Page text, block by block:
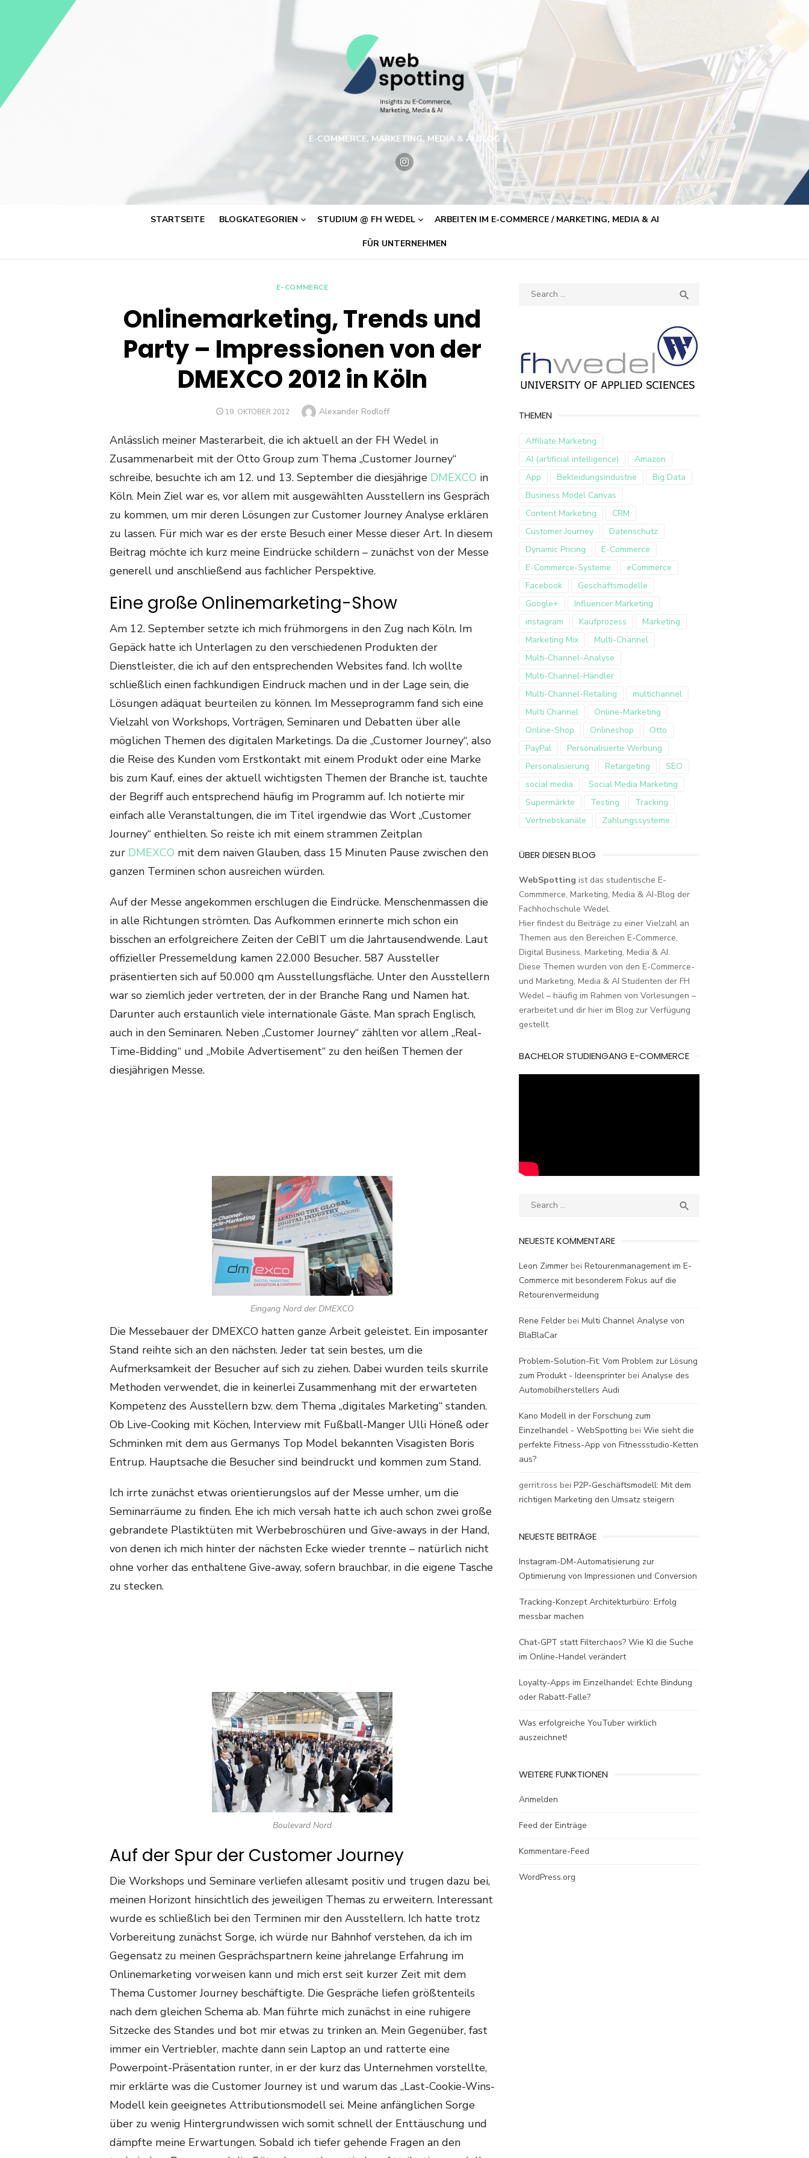
E-COMMERCE, MARKETING, MEDIA & AI BLOG
STARTSEITE BLOGKATEGORIEN STUDIUM @ FH WEDEL ARBEITEN IM E-COMMERCE / MARKETING, MEDIA & AI
FÜR UNTERNEHMEN
E-COMMERCE
Onlinemarketing, Trends und
Party – Impressionen von der
DMEXCO 2012 in Köln
POSTED
19. OKTOBER 2012 Author
Alexander Rodloff
Anlässlich meiner Masterarbeit, die ich aktuell an der FH Wedel in
Zusammenarbeit mit der Otto Group zum Thema „Customer Journey“
schreibe, besuchte ich am 12. und 13. September die diesjährige DMEXCO in
Köln. Mein Ziel war es, vor allem mit ausgewählten Ausstellern ins Gespräch
zu kommen, um mir deren Lösungen zur Customer Journey Analyse erklären
zu lassen. Für mich war es der erste Besuch einer Messe dieser Art. In diesem
Beitrag möchte ich kurz meine Eindrücke schildern – zunächst von der Messe
generell und anschließend aus fachlicher Perspektive.
Eine große Onlinemarketing-Show
Am 12. September setzte ich mich frühmorgens in den Zug nach Köln. Im
Gepäck hatte ich Unterlagen zu den verschiedenen Produkten der
Dienstleister, die ich auf den entsprechenden Websites fand. Ich wollte
schließlich einen fachkundigen Eindruck machen und in der Lage sein, die
Lösungen adäquat beurteilen zu können. Im Messeprogramm fand sich eine
Vielzahl von Workshops, Vorträgen, Seminaren und Debatten über alle
möglichen Themen des digitalen Marketings. Da die „Customer Journey“, also
die Reise des Kunden vom Erstkontakt mit einem Produkt oder eine Marke
bis zum Kauf, eines der aktuell wichtigsten Themen der Branche ist, tauchte
der Begriff auch entsprechend häufig im Programm auf. Ich notierte mir
einfach alle Veranstaltungen, die im Titel irgendwie das Wort „Customer
Journey“ enthielten. So reiste ich mit einem strammen Zeitplan
zur DMEXCO mit dem naiven Glauben, dass 15 Minuten Pause zwischen den
ganzen Terminen schon ausreichen würden.
Auf der Messe angekommen erschlugen die Eindrücke. Menschenmassen die
in alle Richtungen strömten. Das Aufkommen erinnerte mich schon ein
bisschen an erfolgreichere Zeiten der CeBIT um die Jahrtausendwende. Laut
offizieller Pressemeldung kamen 22.000 Besucher. 587 Aussteller
präsentierten sich auf 50.000 qm Ausstellungsfläche. Unter den Ausstellern
war so ziemlich jeder vertreten, der in der Branche Rang und Namen hat.
Darunter auch erstaunlich viele internationale Gäste. Man sprach Englisch,
auch in den Seminaren. Neben „Customer Journey“ zählten vor allem „Real-
Time-Bidding“ und „Mobile Advertisement“ zu den heißen Themen der
diesjährigen Messe.
Eingang Nord der DMEXCO
Die Messebauer der DMEXCO hatten ganze Arbeit geleistet. Ein imposanter
Stand reihte sich an den nächsten. Jeder tat sein bestes, um die
Aufmerksamkeit der Besucher auf sich zu ziehen. Dabei wurden teils skurrile
Methoden verwendet, die in keinerlei Zusammenhang mit der erwarteten
Kompetenz des Ausstellern bzw. dem Thema „digitales Marketing“ standen.
Ob Live-Cooking mit Köchen, Interview mit Fußball-Manger Ulli Höneß oder
Schminken mit dem aus Germanys Top Model bekannten Visagisten Boris
Entrup. Hauptsache die Besucher sind beindruckt und kommen zum Stand.
Ich irrte zunächst etwas orientierungslos auf der Messe umher, um die
Seminarräume zu finden. Ehe ich mich versah hatte ich auch schon zwei große
gebrandete Plastiktüten mit Werbebroschüren und Give-aways in der Hand,
von denen ich mich hinter der nächsten Ecke wieder trennte – natürlich nicht
ohne vorher das enthaltene Give-away, sofern brauchbar, in die eigene Tasche
zu stecken.
Boulevard Nord
Auf der Spur der Customer Journey
Die Workshops und Seminare verliefen allesamt positiv und trugen dazu bei,
meinen Horizont hinsichtlich des jeweiligen Themas zu erweitern. Interessant
wurde es schließlich bei den Terminen mir den Ausstellern. Ich hatte trotz
Vorbereitung zunächst Sorge, ich würde nur Bahnhof verstehen, da ich im
Gegensatz zu meinen Gesprächspartnern keine jahrelange Erfahrung im
Onlinemarketing vorweisen kann und mich erst seit kurzer Zeit mit dem
Thema Customer Journey beschäftigte. Die Gespräche liefen größtenteils
nach dem gleichen Schema ab. Man führte mich zunächst in eine ruhigere
Sitzecke des Standes und bot mir etwas zu trinken an. Mein Gegenüber, fast
immer ein Vertriebler, machte dann sein Laptop an und ratterte eine
Powerpoint-Präsentation runter, in er der kurz das Unternehmen vorstellte,
mir erklärte was die Customer Journey ist und warum das „Last-Cookie-Wins-
Modell kein geeignetes Attributionsmodell sei. Meine anfänglichen Sorge
über zu wenig Hintergrundwissen wich somit schnell der Enttäuschung und
dämpfte meine Erwartungen. Sobald ich tiefer gehende Fragen an den
Search

THEMEN
Affiliate Marketing
AI (artificial intelligence)
Amazon
App
Bekleidungsindustrie
Big Data
Business Model Canvas
Content Marketing
CRM
Customer Journey
Datenschutz
Dynamic Pricing
E-Commerce
E-Commerce-Systeme
eCommerce
Facebook
Geschäftsmodelle
Google+
Influencer Marketing
instagram
Kaufprozess
Marketing
Marketing Mix
Multi-Channel
Multi-Channel-Analyse
Multi-Channel-Händler
Multi-Channel-Retailing
multichannel
Multi Channel
Online-Marketing
Online-Shop
Onlineshop
Otto
PayPal
Personalisierte Werbung
Personalisierung
Retargeting
SEO
social media
Social Media Marketing
Supermärkte
Testing
Tracking
Vertriebskanäle
Zahlungssysteme
ÜBER DIESEN BLOG
WebSpotting ist das studentische E-
Commmerce, Marketing, Media & AI-Blog der
Fachhochschule Wedel.
Hier findest du Beiträge zu einer Vielzahl an
Themen aus den Bereichen E-Commerce,
Digital Business, Marketing, Media & AI.
Diese Themen wurden von den E-Commerce-
und Marketing, Media & AI Studenten der FH
Wedel – häufig im Rahmen von Vorlesungen –
erarbeitet und dir hier im Blog zur Verfügung
gestellt.
BACHELOR STUDIENGANG E-COMMERCE
Search

NEUESTE KOMMENTARE
Leon Zimmer bei Retourenmanagement im E-
Commerce mit besonderem Fokus auf die
Retourenvermeidung
Rene Felder bei Multi Channel Analyse von
BlaBlaCar
Problem-Solution-Fit: Vom Problem zur Lösung
zum Produkt - Ideensprinter bei Analyse des
Automobilherstellers Audi
Kano Modell in der Forschung zum
Einzelhandel - WebSpotting bei Wie sieht die
perfekte Fitness-App von Fitnessstudio-Ketten
aus?
gerrit.ross bei P2P-Geschäftsmodell: Mit dem
richtigen Marketing den Umsatz steigern
NEUESTE BEITRÄGE
Instagram-DM-Automatisierung zur
Optimierung von Impressionen und Conversion
Tracking-Konzept Architekturbüro: Erfolg
messbar machen
Chat-GPT statt Filterchaos? Wie KI die Suche
im Online-Handel verändert
Loyalty-Apps im Einzelhandel: Echte Bindung
oder Rabatt-Falle?
Was erfolgreiche YouTuber wirklich
auszeichnet!
WEITERE FUNKTIONEN
Anmelden
Feed der Einträge
Kommentare-Feed
WordPress.org